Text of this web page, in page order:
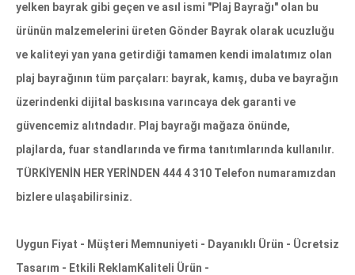
yelken bayrak gibi geçen ve asıl ismi "Plaj Bayrağı" olan bu
ürünün malzemelerini üreten Gönder Bayrak olarak ucuzluğu
ve kaliteyi yan yana getirdiği tamamen kendi imalatımız olan
plaj bayrağının tüm parçaları: bayrak, kamış, duba ve bayrağın
üzerindenki dijital baskısına varıncaya dek garanti ve
güvencemiz alıtndadır. Plaj bayrağı mağaza önünde,
plajlarda, fuar standlarında ve firma tanıtımlarında kullanılır.
TÜRKİYENİN HER YERİNDEN 444 4 310 Telefon numaramızdan
bizlere ulaşabilirsiniz.
Uygun Fiyat - Müşteri Memnuniyeti - Dayanıklı Ürün - Ücretsiz
Tasarım - Etkili ReklamKaliteli Ürün -